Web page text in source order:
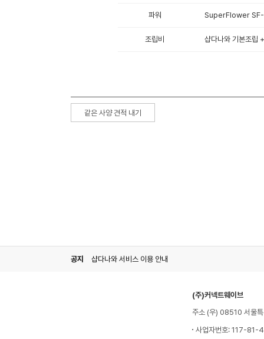
파워 SuperFlower SF-
조립비 샵다나와 기본조립
같은 사양 견적 내기
공지 샵다나와 서비스 이용 안내
(주)커넥트웨이브
주소 (우) 08510 서울
사업자번호: 117-81-